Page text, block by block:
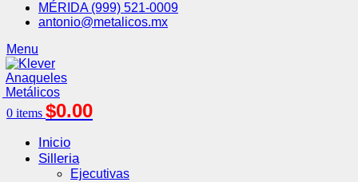
MÉRIDA (999) 521-0009
antonio@metalicos.mx
Menu
0 items $0.00
Inicio
Silleria
Ejecutivas